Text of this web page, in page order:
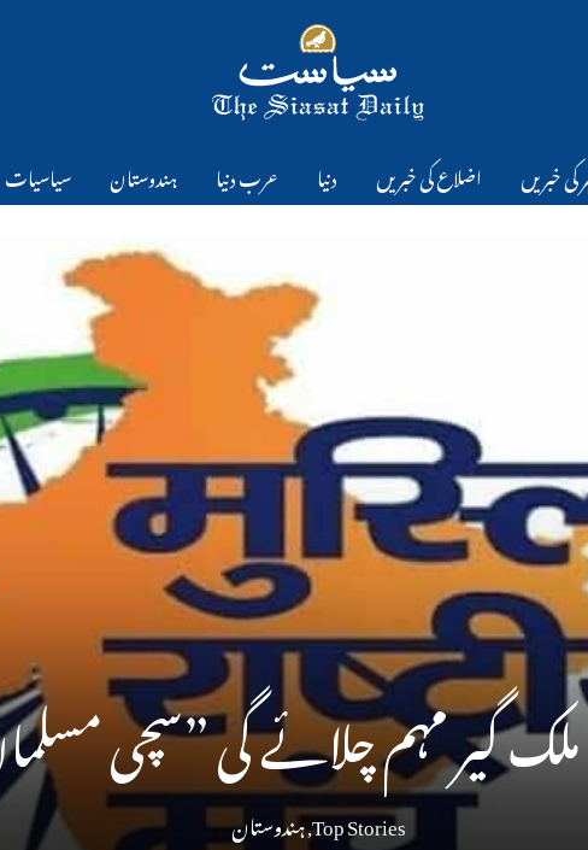
کی خبریں اضلاع کی خبریں دنیا عرب دنیا ہندوستان سیاسیات
گیر مہم چلائے گی ”سچی
Top Stories
,ہندوستان